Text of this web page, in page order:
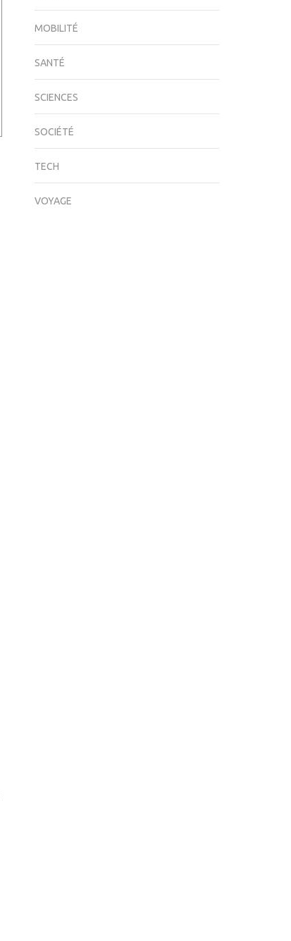
MOBILITÉ
SANTÉ
SCIENCES
SOCIÉTÉ
TECH
VOYAGE